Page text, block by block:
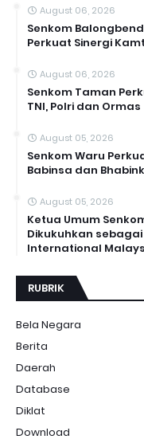
August 06, 2026
Senkom
Perkuat Sinergi
August 06, 2026
Senkom Taman
TNI, Polri dan Ormas
August 05, 2026
Senkom Waru
Babinsa dan
August 05, 2026
Ketua Umum
Dikukuhkan sebagai
International
RUBRIK
Bela Negara
Berita
Daerah
Database
Diklat
Download